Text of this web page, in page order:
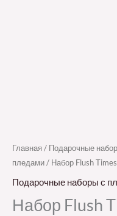
Главная / Подарочные
пледами/ Набор Flush
Подарочные наборы с
Набор Flush